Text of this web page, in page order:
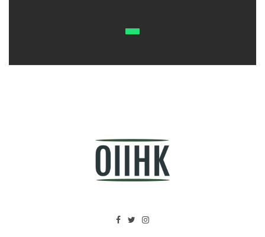
輩子不易聚財，還很容易因為各種意外而小財損耗。
亥豬：十二月富，十月窮
運都十分出眾。可要是肖豬人生在了自己的本命十月，
亥豬逢亥月，自刑是在所難免的，這會造成他們不是過
於沉迷於享受就是易錯信小人，心智不堅而很難成大